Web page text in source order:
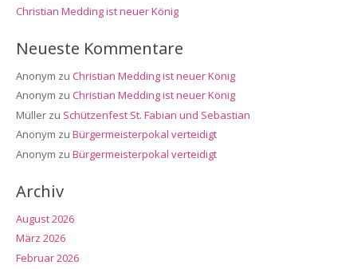
Christian Medding ist neuer König
Neueste Kommentare
Anonym zu Christian Medding ist neuer König
Anonym zu Christian Medding ist neuer König
Müllerzu Schützenfest St. Fabian und Sebastian
Anonym zu Bürgermeisterpokal verteidigt
Anonym zu Bürgermeisterpokal verteidigt
Archiv
August 2026
März 2026
Februar 2026